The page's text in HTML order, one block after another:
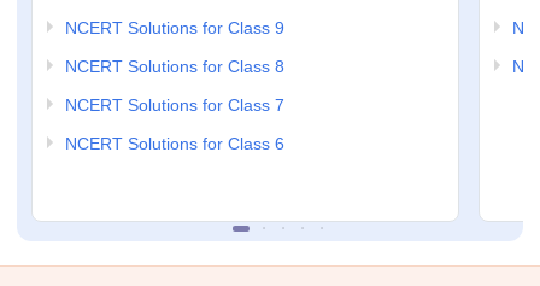
NCERT Solutions for Class 9
NCERT Solutions for Class 8
NCERT Solutions for Class 7
NCERT Solutions for Class 6